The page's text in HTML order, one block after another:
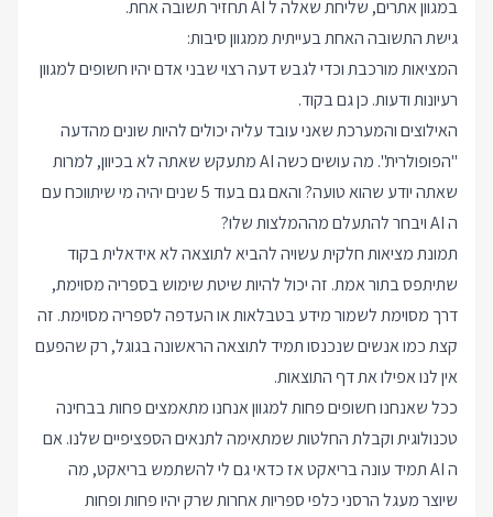
במגוון אתרים, שליחת שאלה ל AI תחזיר תשובה אחת.
גישת התשובה האחת בעייתית ממגוון סיבות:
המציאות מורכבת וכדי לגבש דעה רצוי שבני אדם יהיו חשופים למגוון
רעיונות ודעות. כן גם בקוד.
האילוצים והמערכת שאני עובד עליה יכולים להיות שונים מהדעה
"הפופולרית". מה עושים כשה AI מתעקש שאתה לא בכיוון, למרות
שאתה יודע שהוא טועה? והאם גם בעוד 5 שנים יהיה מי שיתווכח עם
ה AI ויבחר להתעלם מההמלצות שלו?
תמונת מציאות חלקית עשויה להביא לתוצאה לא אידאלית בקוד
שתיתפס בתור אמת. זה יכול להיות שיטת שימוש בספריה מסוימת,
דרך מסוימת לשמור מידע בטבלאות או העדפה לספריה מסוימת. זה
קצת כמו אנשים שנכנסו תמיד לתוצאה הראשונה בגוגל, רק שהפעם
אין לנו אפילו את דף התוצאות.
ככל שאנחנו חשופים פחות למגוון אנחנו מתאמצים פחות בבחינה
טכנולוגית וקבלת החלטות שמתאימה לתנאים הספציפיים שלנו. אם
ה AI תמיד עונה בריאקט אז כדאי גם לי להשתמש בריאקט, מה
שיוצר מעגל הרסני כלפי ספריות אחרות שרק יהיו פחות ופחות